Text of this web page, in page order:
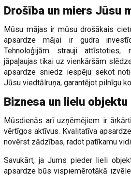
Drošība un miers Jūsu
Mūsu mājas ir mūsu drošākais
apsardze mājai ir gudra
Tehnoloģijām strauji
jāpaļaujas tikai uz vienkāršām
apsardze sniedz iespēju sekot
Jūsu viedtālruņa, garantējot pilnīgu
Biznesa un lielu
Mūsdienās arī uzņēmējiem ir
vērtīgos aktīvus. Kvalitatīva
novērst zādzības, radot patīkamu
Savukārt, ja Jums pieder lieli
apsardze būs vispiemērotākā